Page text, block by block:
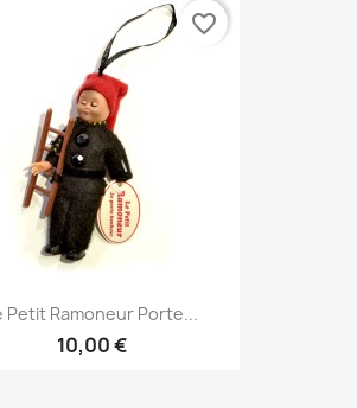
Petit Ramoneur Porte...
10,00 €
favorite_border